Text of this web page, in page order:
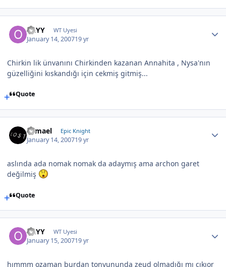
OzYY WT Uyesi
January 14, 200719 yr
Chirkin lik ünvanını Chirkinden kazanan Annahita , Nysa'nın
güzelliğini kıskandığı için cekmiş gitmiş...
Quote
Samael Epic Knight
January 14, 200719 yr
aslında ada nomak nomak da adaymış ama archon garet
değilmiş
Quote
OzYY WT Uyesi
January 15, 200719 yr
hımmm ozaman burdan tonyununda zeud olmadığı mı cıkıor